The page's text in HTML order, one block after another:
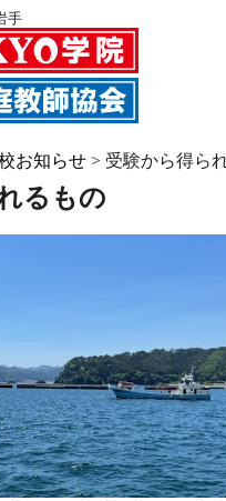
手
お知らせ > 受験から得ら
るもの